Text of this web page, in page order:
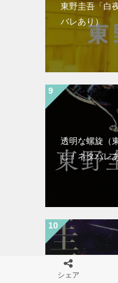
東野圭吾「白
バレあり）
透明な螺旋（
じ！ネタバレ
東野圭吾「流
シェア